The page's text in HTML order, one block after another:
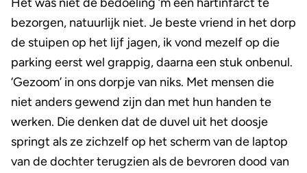
bezorgen, natuurlijk niet. Je beste vriend in het dorp
de stuipen op het lijf jagen, ik vond mezelf op die
parking eerst wel grappig, daarna een stuk onbenul.
‘Gezoom’ in ons dorpje van niks. Met mensen die
niet anders gewend zijn dan met hun handen te
werken. Die denken dat de duvel uit het doosje
springt als ze zichzelf op het scherm van de laptop
van de dochter terugzien als de bevroren dood van